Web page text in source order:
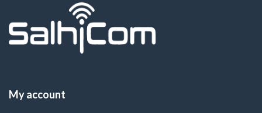
My account